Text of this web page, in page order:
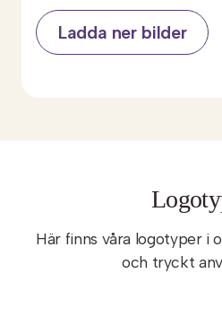
Ladda ner bilder
Här finns våra logotyper i
och tryckt